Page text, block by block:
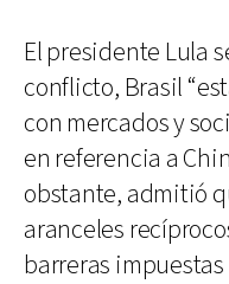
El presidente Lula
conflicto, Brasil
con mercados y
en referencia a
obstante, admitió
aranceles
barreras